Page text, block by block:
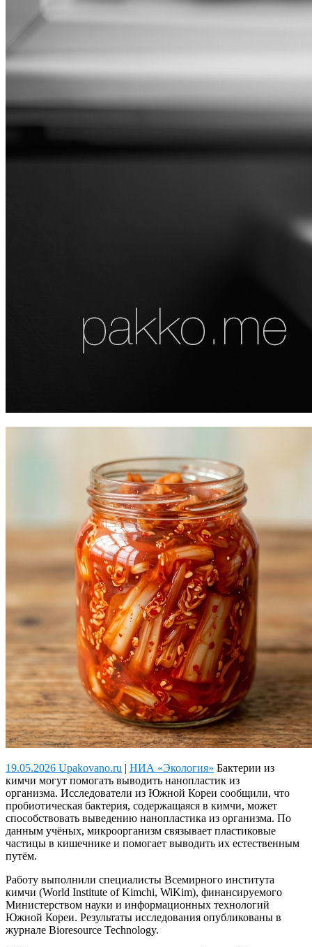
19.05.2026 Upakovano.ru | НИА «Экология» Бактерии из
кимчи могут помогать выводить нанопластик из
организма. Исследователи из Южной Кореи сообщили, что
пробиотическая бактерия, содержащаяся в кимчи, может
способствовать выведению нанопластика из организма. По
данным учёных, микроорганизм связывает пластиковые
частицы в кишечнике и помогает выводить их естественным
путём.
Работу выполнили специалисты Всемирного института
кимчи (World Institute of Kimchi, WiKim), финансируемого
Министерством науки и информационных технологий
Южной Кореи. Результаты исследования опубликованы в
журнале Bioresource Technology.